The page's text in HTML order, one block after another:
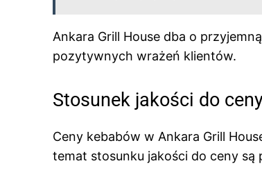
Ankara Grill House dba o
pozytywnych wrażeń klientów.
Stosunek jakości do
Ceny kebabów w Ankara Grill
temat stosunku jakości do ceny są